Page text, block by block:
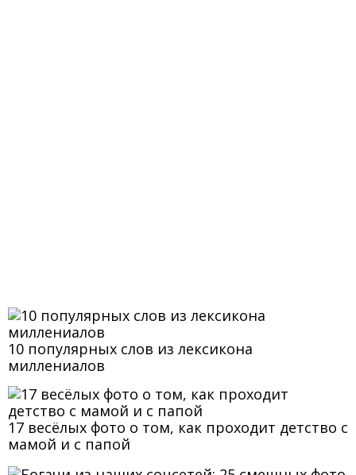
10 популярных слов из лексикона
миллениалов
17 весёлых фото о том, как проходит детство с
мамой и с папой